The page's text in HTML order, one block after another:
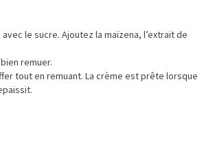
le sucre. Ajoutez la maïzena, l’extrait de
remuer.
tout en remuant. La crème est prête lorsque